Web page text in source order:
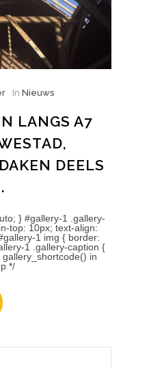
In Nieuws
LANGS A7
DEELS
} #gallery-1 .gallery-
top: 10px; text-align:
1 img { border:
1 .gallery-caption {
in
*/